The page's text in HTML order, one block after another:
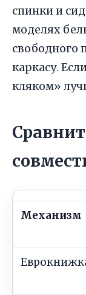
спинки и
моделях
свободного
каркасу.
кляком»
Механизм